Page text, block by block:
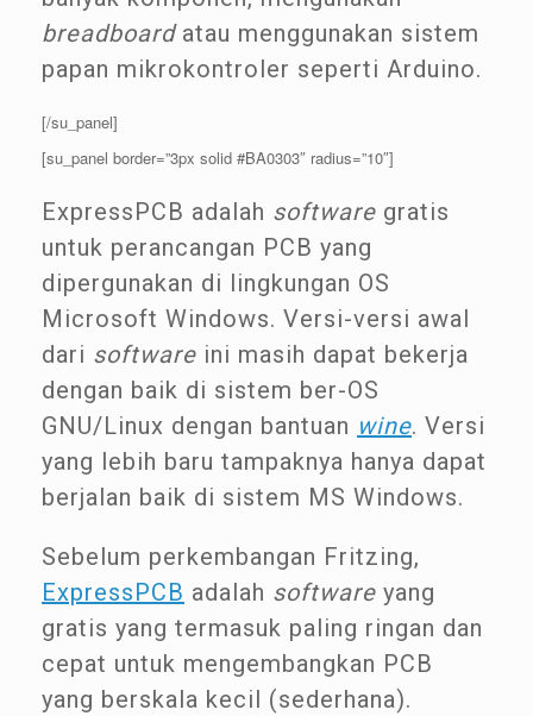
breadboard atau menggunakan sistem
papan mikrokontroler seperti Arduino.
[/su_panel]
[su_panel border=”3px solid #BA0303″ radius=”10″]
ExpressPCB adalah software gratis
untuk perancangan PCB yang
dipergunakan di lingkungan OS
Microsoft Windows. Versi-versi awal
dari software ini masih dapat bekerja
dengan baik di sistem ber-OS
GNU/Linux dengan bantuan wine. Versi
yang lebih baru tampaknya hanya dapat
berjalan baik di sistem MS Windows.
Sebelum perkembangan Fritzing,
ExpressPCB adalah software yang
gratis yang termasuk paling ringan dan
cepat untuk mengembangkan PCB
yang berskala kecil (sederhana).